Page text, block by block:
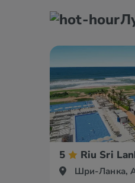
5 Riu Sri
Шри-Ланка,